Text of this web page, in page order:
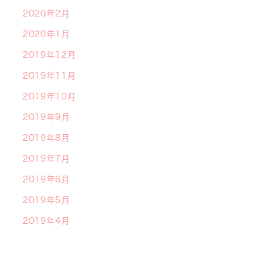
2020年2月
2020年1月
2019年12月
2019年11月
2019年10月
2019年9月
2019年8月
2019年7月
2019年6月
2019年5月
2019年4月